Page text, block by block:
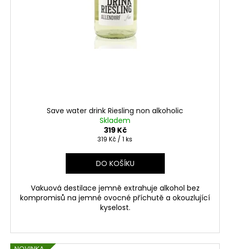
Save water drink Riesling non alkoholic
Skladem
319 Kč
Měrná
319 Kč / 1 ks
DO KOŠÍKU
Vakuová destilace jemně extrahuje alkohol bez
kompromisů na jemné ovocné příchutě a okouzlující
kyselost.